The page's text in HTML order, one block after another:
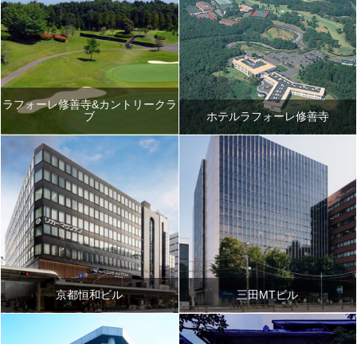
ラフォーレ修善寺&カントリークラ
ブ
ホテルラフォーレ修善寺
京都恒和ビル 三田MTビル